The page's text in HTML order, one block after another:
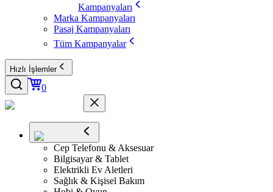
Kampanyaları
Marka Kampanyaları
Pasaj Kampanyaları
Tüm Kampanyalar
Hızlı İşlemler
0
Cep Telefonu & Aksesuar
Bilgisayar & Tablet
Elektrikli Ev Aletleri
Sağlık & Kişisel Bakım